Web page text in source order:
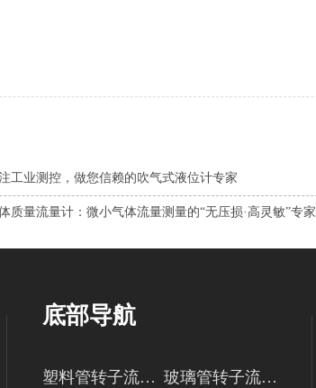
工业测控，做您信赖的吹气式液位计专家
质量流量计：微小气体流量测量的“无压损·高灵敏”专家
底部导航
塑料管转子流量计 玻璃管转子流量计